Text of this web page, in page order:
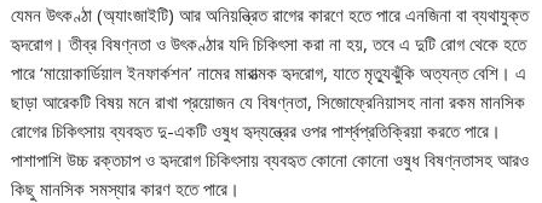
যেমন উৎকণ্ঠা (অ্যাংজাইটি) আর অনিয়ন্ত্রিত রাগের কারণে হতে পারে এনজিনা বা ব্যথাযুক্ত
হৃদরোগ। তীব্র বিষণ্নতা ও উৎকণ্ঠার যদি চিকিৎসা করা না হয়, তবে এ দুটি রোগ থেকে হতে
পারে ‘মায়োকার্ডিয়াল ইনফার্কশন’ নামের মারাত্মক হৃদরোগ, যাতে মৃত্যুঝুঁকি অত্যন্ত বেশি। এ
ছাড়া আরেকটি বিষয় মনে রাখা প্রয়োজন যে বিষণ্নতা, সিজোফ্রেনিয়াসহ নানা রকম মানসিক
রোগের চিকিৎসায় ব্যবহৃত দু-একটি ওষুধ হৃদ্‌যন্ত্রের ওপর পার্শ্বপ্রতিক্রিয়া করতে পারে।
পাশাপাশি উচ্চ রক্তচাপ ও হৃদরোগ চিকিৎসায় ব্যবহৃত কোনো কোনো ওষুধ বিষণ্নতাসহ আরও
কিছু মানসিক সমস্যার কারণ হতে পারে।